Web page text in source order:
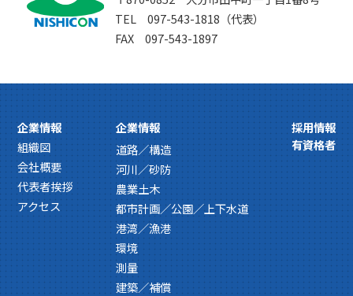
TEL 097-543-1818（代表）
FAX 097-543-1897
企業情報
組織図
会社概要
代表者挨拶
アクセス
企業情報
道路／構造
河川／砂防
農業土木
都市計画／公園／上下水道
港湾／漁港
環境
測量
建築／補償
採用情報
有資格者